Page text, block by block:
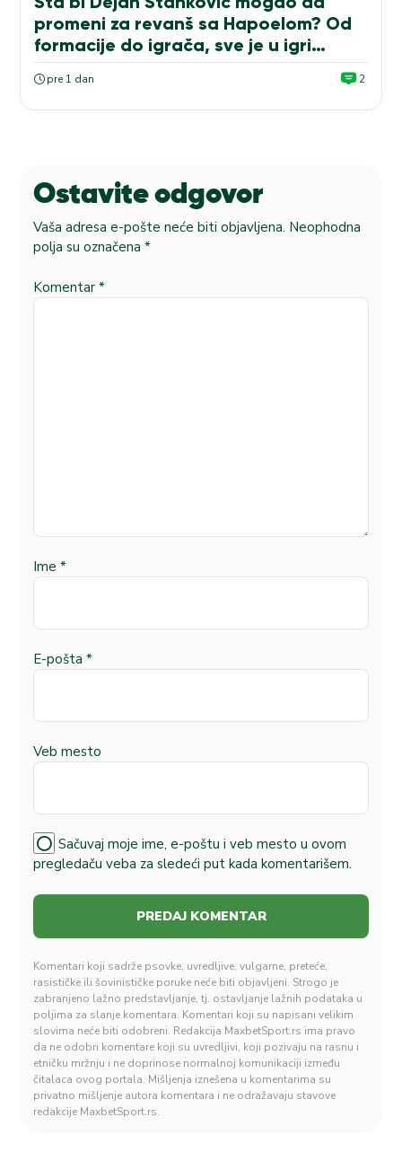
promeni za revanš sa Hapoelom? Od
formacije do igrača, sve je u igri…
pre 1 dan 2
Ostavite odgovor
Vaša adresa e-pošte neće biti objavljena. Neophodna
polja su označena *
Komentar *
Ime *
E-pošta *
Veb mesto
Sačuvaj moje ime, e-poštu i veb mesto u ovom
pregledaču veba za sledeći put kada komentarišem.
Komentari koji sadrže psovke, uvredljive, vulgarne, preteće,
rasističke ili šovinističke poruke neće biti objavljeni. Strogo je
zabranjeno lažno predstavljanje, tj. ostavljanje lažnih podataka u
poljima za slanje komentara. Komentari koji su napisani velikim
slovima neće biti odobreni. Redakcija MaxbetSport.rs ima pravo
da ne odobri komentare koji su uvredljivi, koji pozivaju na rasnu i
etničku mržnju i ne doprinose normalnoj komunikaciji između
čitalaca ovog portala. Mišljenja iznešena u komentarima su
privatno mišljenje autora komentara i ne odražavaju stavove
redakcije MaxbetSport.rs.